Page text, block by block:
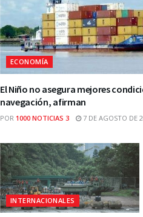
ECONOMÍA
El Niño no asegura mejores
navegación, afirman
POR 1000 NOTICIAS 3 7 DE AGOSTO DE
INTERNACIONALES